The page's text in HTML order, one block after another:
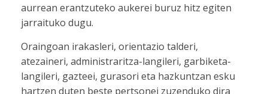
aurrean erantzuteko aukerei buruz hitz egiten
jarraituko dugu.
Oraingoan irakasleri, orientazio talderi,
atezaineri, administraritza-langileri, garbiketa-
langileri, gazteei, gurasori eta hazkuntzan esku
hartzen duten beste pertsonei zuzenduko dira